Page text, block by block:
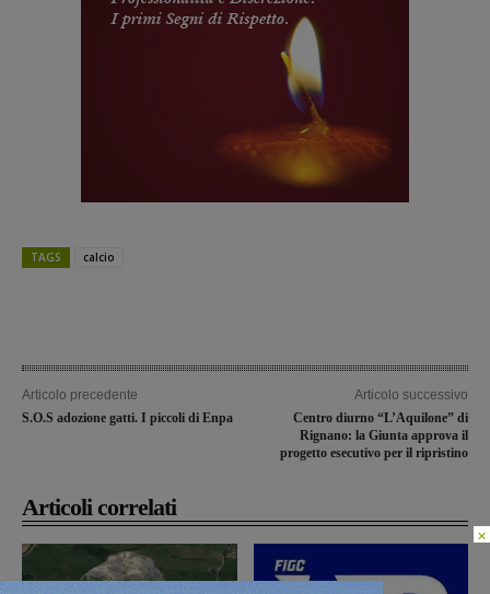
TAGS calcio
Articolo precedente
S.O.S adozione gatti. I piccoli di Enpa
Articolo successivo
Centro diurno “L’Aquilone” di
Rignano: la Giunta approva il
progetto esecutivo per il ripristino
Articoli correlati
×